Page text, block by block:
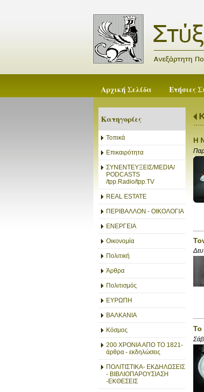
Αρχική Σελίδα Ετήσιες
Κατηγορίες
Τοπικά
Επικαιρότητα
ΣΥΝΕΝΤΕΥΞΕΙΣ/MEDIA/
PODCASTS
/tpp.Radio/tpp.TV
REAL ESTATE
ΠΕΡΙΒΑΛΛΟΝ - ΟΙΚΟΛΟΓΙΑ
ΕΝΕΡΓΕΙΑ
Οικονομία
Πολιτική
Άρθρα
Πολιτισμός
ΕΥΡΩΠΗ
ΒΑΛΚΑΝΙΑ
Κόσμος
200 ΧΡΟΝΙΑ ΑΠΟ ΤΟ 1821-
άρθρα - εκδηλώσεις
ΠΟΛΙΤΙΣΤΙΚΑ- ΕΚΔΗΛΩΣΕΙΣ
- ΒΙΒΛΙΟΠΑΡΟΥΣΙΑΣΗ
-ΕΚΘΕΣΕΙΣ
Η
Το